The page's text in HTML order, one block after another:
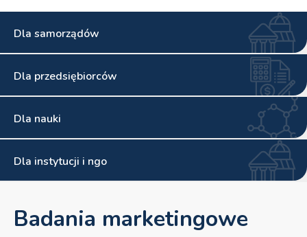
Dla samorządów
Dla przedsiębiorców
Dla nauki
Dla instytucji i ngo
Badania marketingowe